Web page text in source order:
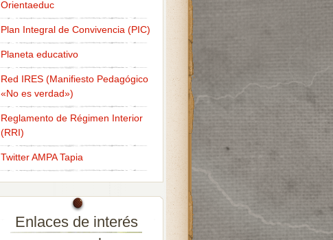
Orientaeduc
Plan Integral de Convivencia (PIC)
Planeta educativo
Red IRES (Manifiesto Pedagógico
«No es verdad»)
Reglamento de Régimen Interior
(RRI)
Twitter AMPA Tapia
Enlaces de interés